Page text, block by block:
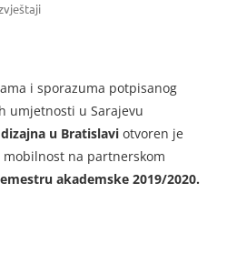
i sporazuma potpisanog
umjetnosti u Sarajevu
u Bratislavi otvoren je
na partnerskom
akademske 2019/2020.